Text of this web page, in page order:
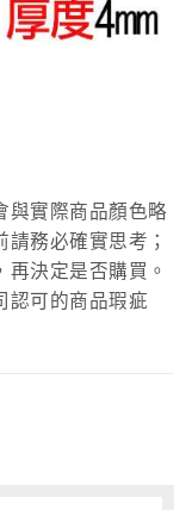
與實際商品顏色略
務必確實思考；
決定是否購買。
認可的商品瑕疵